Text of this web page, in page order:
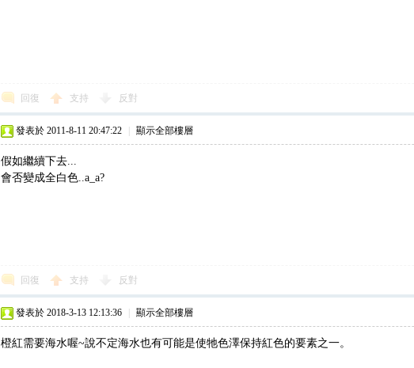
回復 支持 反對
發表於 2011-8-11 20:47:22 顯示全部樓層
假如繼續下去...
會否變成全白色..a_a?
回復 支持 反對
發表於 2018-3-13 12:13:36 顯示全部樓層
橙紅需要海水喔~說不定海水也有可能是使牠色澤保持紅色的要素之一。